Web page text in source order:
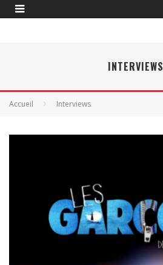
INTERVIEWS
Accueil Interviews